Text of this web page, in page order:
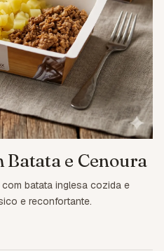
Batata e Cenoura
batata inglesa cozida e
e reconfortante.